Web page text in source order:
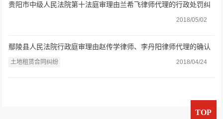
贵阳市中级人民法院第十法庭审理由兰希飞律师代理的行政处罚纠
2018/05/02
鄢陵县人民法院行政庭审理由赵传学律师、李丹阳律师代理的确认
强拆违法一案
土地租赁合同纠纷 2018/04/24
TOP